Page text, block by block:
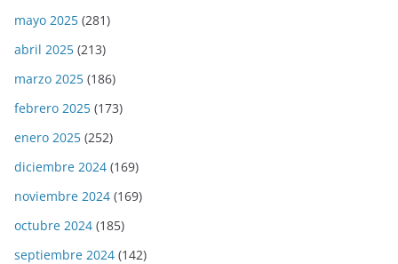
mayo 2025 (281)
abril 2025 (213)
marzo 2025 (186)
febrero 2025 (173)
enero 2025 (252)
diciembre 2024 (169)
noviembre 2024 (169)
octubre 2024 (185)
septiembre 2024 (142)